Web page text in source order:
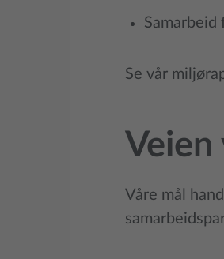
Se vår
Veien
Våre mål